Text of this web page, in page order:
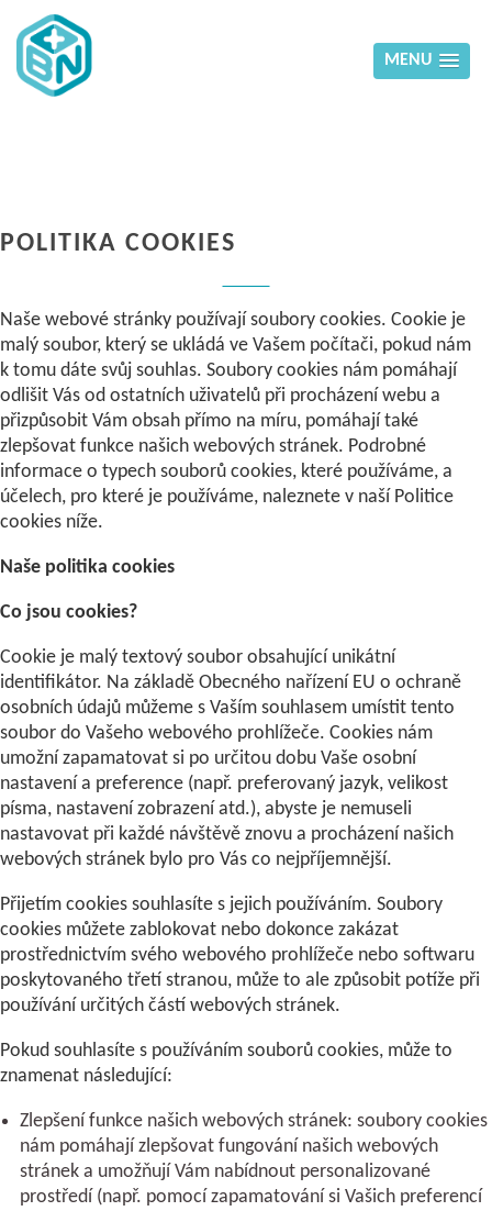
MENU
POLITIKA COOKIES
Naše webové stránky používají soubory cookies. Cookie je
malý soubor, který se ukládá ve Vašem počítači, pokud nám
k tomu dáte svůj souhlas. Soubory cookies nám pomáhají
odlišit Vás od ostatních uživatelů při procházení webu a
přizpůsobit Vám obsah přímo na míru, pomáhají také
zlepšovat funkce našich webových stránek. Podrobné
informace o typech souborů cookies, které používáme, a
účelech, pro které je používáme, naleznete v naší Politice
cookies níže.
Naše politika cookies
Co jsou cookies?
Cookie je malý textový soubor obsahující unikátní
identifikátor. Na základě Obecného nařízení EU o ochraně
osobních údajů můžeme s Vaším souhlasem umístit tento
soubor do Vašeho webového prohlížeče. Cookies nám
umožní zapamatovat si po určitou dobu Vaše osobní
nastavení a preference (např. preferovaný jazyk, velikost
písma, nastavení zobrazení atd.), abyste je nemuseli
nastavovat při každé návštěvě znovu a procházení našich
webových stránek bylo pro Vás co nejpříjemnější.
Přijetím cookies souhlasíte s jejich používáním. Soubory
cookies můžete zablokovat nebo dokonce zakázat
prostřednictvím svého webového prohlížeče nebo softwaru
poskytovaného třetí stranou, může to ale způsobit potíže při
používání určitých částí webových stránek.
Pokud souhlasíte s používáním souborů cookies, může to
znamenat následující:
Zlepšení funkce našich webových stránek: soubory cookies
nám pomáhají zlepšovat fungování našich webových
stránek a umožňují Vám nabídnout personalizované
prostředí (např. pomocí zapamatování si Vašich preferencí